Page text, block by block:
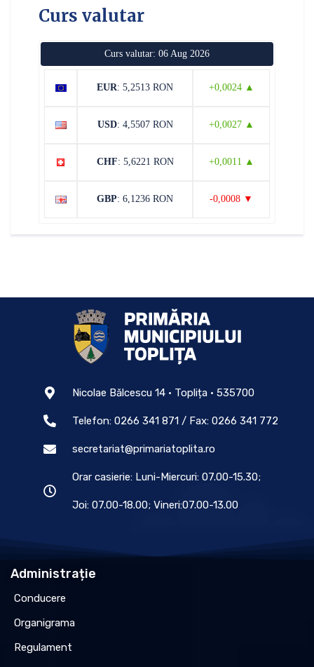
Curs valutar
Curs valutar: 06 Aug 2026
EUR: 5,2513 RON +0,0024 ▲
USD: 4,5507 RON +0,0027 ▲
CHF: 5,6221 RON +0,0011 ▲
GBP: 6,1236 RON -0,0008 ▼
Nicolae Bălcescu 14 • Toplița • 535700
Telefon: 0266 341 871 / Fax: 0266 341 772
secretariat@primariatoplita.ro
Orar casierie: Luni-Miercuri: 07.00-15.30;
Joi: 07.00-18.00; Vineri:07.00-13.00
Administrație
Conducere
Organigrama
Regulament